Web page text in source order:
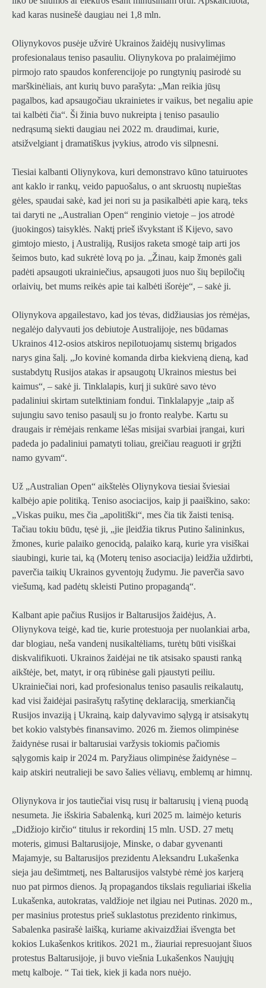
kad karas nusinešė daugiau nei 1,8 mln.
Oliynykovos pusėje užvirė Ukrainos žaidėjų nusivylimas
profesionalaus teniso pasauliu. Oliynykova po pralaimėjimo
pirmojo rato spaudos konferencijoje po rungtynių pasirodė su
marškinėliais, ant kurių buvo parašyta: „Man reikia jūsų
pagalbos, kad apsaugočiau ukrainietes ir vaikus, bet negaliu apie
tai kalbėti čia“. Ši žinia buvo nukreipta į teniso pasaulio
nedrąsumą siekti daugiau nei 2022 m. draudimai, kurie,
atsižvelgiant į dramatiškus įvykius, atrodo vis silpnesni.
Tiesiai kalbanti Oliynykova, kuri demonstravo kūno tatuiruotes
ant kaklo ir rankų, veido papuošalus, o ant skruostų nupieštas
gėles, spaudai sakė, kad jei nori su ja pasikalbėti apie karą, teks
tai daryti ne „Australian Open“ renginio vietoje – jos atrodė
(juokingos) taisyklės. Naktį prieš išvykstant iš Kijevo, savo
gimtojo miesto, į Australiją, Rusijos raketa smogė taip arti jos
šeimos buto, kad sukrėtė lovą po ja. „Žinau, kaip žmonės gali
padėti apsaugoti ukrainiečius, apsaugoti juos nuo šių bepiločių
orlaivių, bet mums reikės apie tai kalbėti išorėje“, – sakė ji.
Oliynykova apgailestavo, kad jos tėvas, didžiausias jos rėmėjas,
negalėjo dalyvauti jos debiutoje Australijoje, nes būdamas
Ukrainos 412-osios atskiros nepilotuojamų sistemų brigados
narys gina šalį. „Jo kovinė komanda dirba kiekvieną dieną, kad
sustabdytų Rusijos atakas ir apsaugotų Ukrainos miestus bei
kaimus“, – sakė ji. Tinklalapis, kurį ji sukūrė savo tėvo
padaliniui skirtam sutelktiniam fondui. Tinklalapyje „taip aš
sujungiu savo teniso pasaulį su jo fronto realybe. Kartu su
draugais ir rėmėjais renkame lėšas misijai svarbiai įrangai, kuri
padeda jo padaliniui pamatyti toliau, greičiau reaguoti ir grįžti
namo gyvam“.
Už „Australian Open“ aikštelės Oliynykova tiesiai šviesiai
kalbėjo apie politiką. Teniso asociacijos, kaip ji paaiškino, sako:
„Viskas puiku, mes čia „apolitiški“, mes čia tik žaisti tenisą.
Tačiau tokiu būdu, tęsė ji, „jie įleidžia tikrus Putino šalininkus,
žmones, kurie palaiko genocidą, palaiko karą, kurie yra visiškai
siaubingi, kurie tai, ką (Moterų teniso asociacija) leidžia uždirbti,
paverčia taikių Ukrainos gyventojų žudymu. Jie paverčia savo
viešumą, kad padėtų skleisti Putino propagandą“.
Kalbant apie pačius Rusijos ir Baltarusijos žaidėjus, A.
Oliynykova teigė, kad tie, kurie protestuoja per nuolankiai arba,
dar blogiau, neša vandenį nusikaltėliams, turėtų būti visiškai
diskvalifikuoti. Ukrainos žaidėjai ne tik atsisako spausti ranką
aikštėje, bet, matyt, ir orą rūbinėse gali pjaustyti peiliu.
Ukrainiečiai nori, kad profesionalus teniso pasaulis reikalautų,
kad visi žaidėjai pasirašytų rašytinę deklaraciją, smerkiančią
Rusijos invaziją į Ukrainą, kaip dalyvavimo sąlygą ir atsisakytų
bet kokio valstybės finansavimo. 2026 m. žiemos olimpinėse
žaidynėse rusai ir baltarusiai varžysis tokiomis pačiomis
sąlygomis kaip ir 2024 m. Paryžiaus olimpinėse žaidynėse –
kaip atskiri neutralieji be savo šalies vėliavų, emblemų ar himnų.
Oliynykova ir jos tautiečiai visų rusų ir baltarusių į vieną puodą
nesumeta. Jie išskiria Sabalenką, kuri 2025 m. laimėjo keturis
„Didžiojo kirčio“ titulus ir rekordinį 15 mln. USD. 27 metų
moteris, gimusi Baltarusijoje, Minske, o dabar gyvenanti
Majamyje, su Baltarusijos prezidentu Aleksandru Lukašenka
sieja jau dešimtmetį, nes Baltarusijos valstybė rėmė jos karjerą
nuo pat pirmos dienos. Ją propagandos tikslais reguliariai iškelia
Lukašenka, autokratas, valdžioje net ilgiau nei Putinas. 2020 m.,
per masinius protestus prieš suklastotus prezidento rinkimus,
Sabalenka pasirašė laišką, kuriame akivaizdžiai išvengta bet
kokios Lukašenkos kritikos. 2021 m., žiauriai represuojant šiuos
protestus Baltarusijoje, ji buvo viešnia Lukašenkos Naujųjų
metų kalboje. “ Tai tiek, kiek ji kada nors nuėjo.